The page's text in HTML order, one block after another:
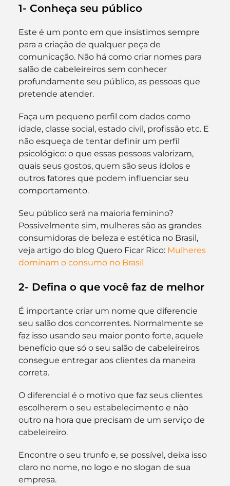
1- Conheça seu público
Este é um ponto em que insistimos sempre
para a criação de qualquer peça de
comunicação. Não há como criar nomes para
salão de cabeleireiros sem conhecer
profundamente seu público, as pessoas que
pretende atender.
Faça um pequeno perfil com dados como
idade, classe social, estado civil, profissão etc. E
não esqueça de tentar definir um perfil
psicológico: o que essas pessoas valorizam,
quais seus gostos, quem são seus ídolos e
outros fatores que podem influenciar seu
comportamento.
Seu público será na maioria feminino?
Possivelmente sim, mulheres são as grandes
consumidoras de beleza e estética no Brasil,
veja artigo do blog Quero Ficar Rico: Mulheres
dominam o consumo no Brasil
2- Defina o que você faz de melhor
É importante criar um nome que diferencie
seu salão dos concorrentes. Normalmente se
faz isso usando seu maior ponto forte, aquele
benefício que só o seu salão de cabeleireiros
consegue entregar aos clientes da maneira
correta.
O diferencial é o motivo que faz seus clientes
escolherem o seu estabelecimento e não
outro na hora que precisam de um serviço de
cabeleireiro.
Encontre o seu trunfo e, se possível, deixa isso
claro no nome, no logo e no slogan de sua
empresa.